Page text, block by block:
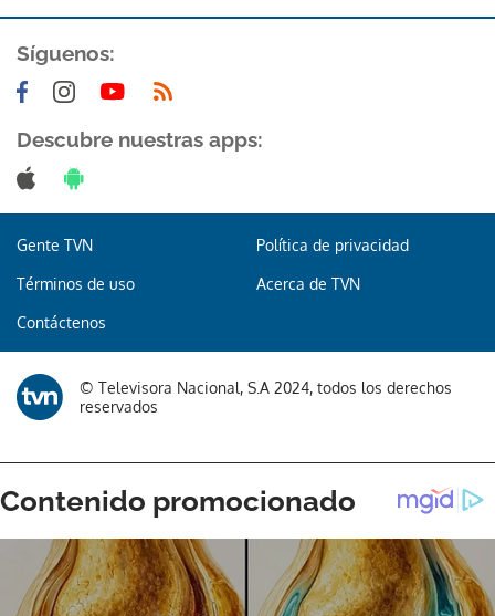
Síguenos:
Descubre nuestras apps:
Gente TVN Política de privacidad
Términos de uso Acerca de TVN
Contáctenos
© Televisora Nacional, S.A 2024, todos los derechos
reservados